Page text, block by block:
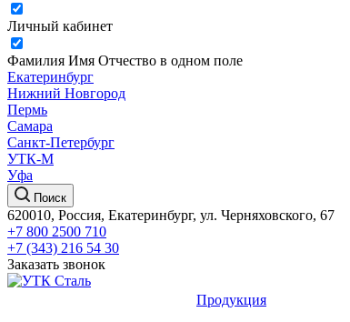
Личный кабинет
Фамилия Имя Отчество в одном поле
Екатеринбург
Нижний Новгород
Пермь
Самара
Санкт-Петербург
УТК-М
Уфа
Поиск
620010, Россия, Екатеринбург, ул. Черняховского, 67
+7 800 2500 710
+7 (343) 216 54 30
Заказать звонок
Продукция